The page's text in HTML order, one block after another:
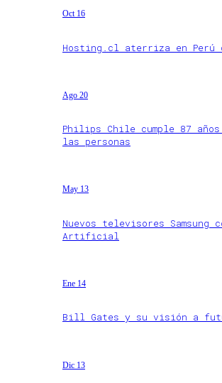
Oct 16
Hosting.cl aterriza en Perú
Ago 20
Philips Chile cumple 87
las personas
May 13
Nuevos televisores Samsung
Artificial
Ene 14
Bill Gates y su visión a
Dic 13